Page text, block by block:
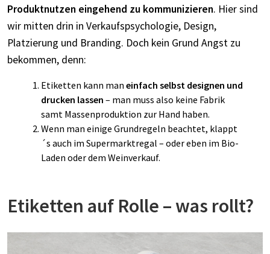
Produktnutzen eingehend zu kommunizieren. Hier sind
wir mitten drin in Verkaufspsychologie, Design,
Platzierung und Branding. Doch kein Grund Angst zu
bekommen, denn:
Etiketten kann man einfach selbst designen und
drucken lassen – man muss also keine Fabrik
samt Massenproduktion zur Hand haben.
Wenn man einige Grundregeln beachtet, klappt
´s auch im Supermarktregal – oder eben im Bio-
Laden oder dem Weinverkauf.
Etiketten auf Rolle – was rollt?